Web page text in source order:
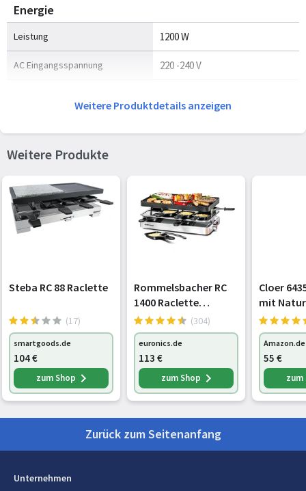
Energie
Leistung 1200 W
AC Eingangsspannung 220 -240 V
Weitere Produktdetails anzeigen
Weitere Produkte
Steba RC 88 Raclette
(17)
smartgoods.de
104€
zum Shop
Rommelsbacher RC
1400 Raclette
edelstahl
(304)
euronics.de
113 €
zum Shop
Cloer
mit
W, 8
Geteilte
Amazon.de
55 €
Zurück zum Seitenanfang
Unternehmen